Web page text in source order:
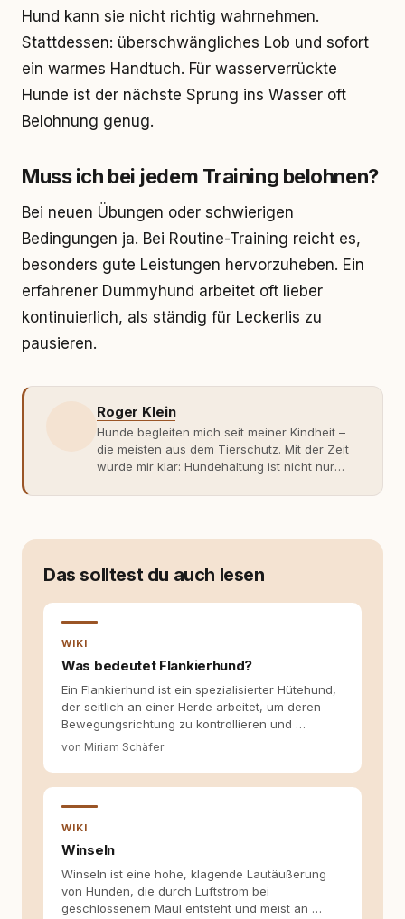
Hund kann sie nicht richtig wahrnehmen.
Stattdessen: überschwängliches Lob und sofort
ein warmes Handtuch. Für wasserverrückte
Hunde ist der nächste Sprung ins Wasser oft
Belohnung genug.
Muss ich bei jedem Training belohnen?
Bei neuen Übungen oder schwierigen
Bedingungen ja. Bei Routine-Training reicht es,
besonders gute Leistungen hervorzuheben. Ein
erfahrener Dummyhund arbeitet oft lieber
kontinuierlich, als ständig für Leckerlis zu
pausieren.
Roger Klein
Hunde begleiten mich seit meiner Kindheit –
die meisten aus dem Tierschutz. Mit der Zeit
wurde mir klar: Hundehaltung ist nicht nur
Fachwissen. Der Wendepunkt kam mit meinem
moderner Hundeerziehung
entsteht echte Bindung dort, wo Verständnis
Wissen ersetzt – nicht umgekehrt. Aus dieser
Hundehalter:innen in Deutschland, Österreich
und der Schweiz. Meine Überzeugung:
Tierschutz beginnt mit Wissen. Wer seinen
Hund versteht, trifft bessere Entscheidungen –
für ein Zusammenleben, das beiden guttut.
Das solltest du auch lesen
WIKI
Was bedeutet Flankierhund?
Ein Flankierhund ist ein spezialisierter Hütehund,
der seitlich an einer Herde arbeitet, um deren
Bewegungsrichtung zu kontrollieren und …
von Miriam Schäfer
WIKI
Winseln
Winseln ist eine hohe, klagende Lautäußerung
von Hunden, die durch Luftstrom bei
geschlossenem Maul entsteht und meist an …